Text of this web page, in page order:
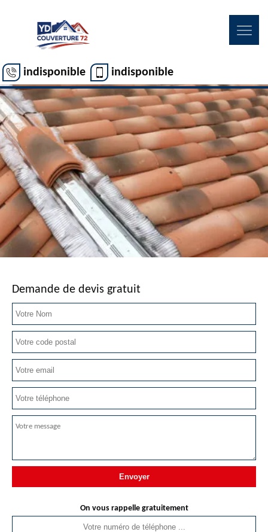
indisponible indisponible
Demande de devis gratuit
On vous rappelle gratuitement